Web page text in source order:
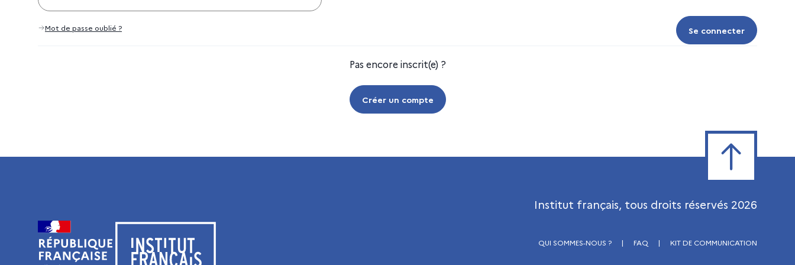
Se connecter
Se connecter
Mot de passe oublié ?
Pas encore inscrit(e) ?
Créer un compte
Visiter le site de l’Institut français
Institut français, tous droits réservés 2026
QUI SOMMES-NOUS ? | FAQ | KIT DE COMMUNICATION